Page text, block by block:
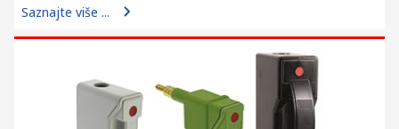
Saznajte više ...